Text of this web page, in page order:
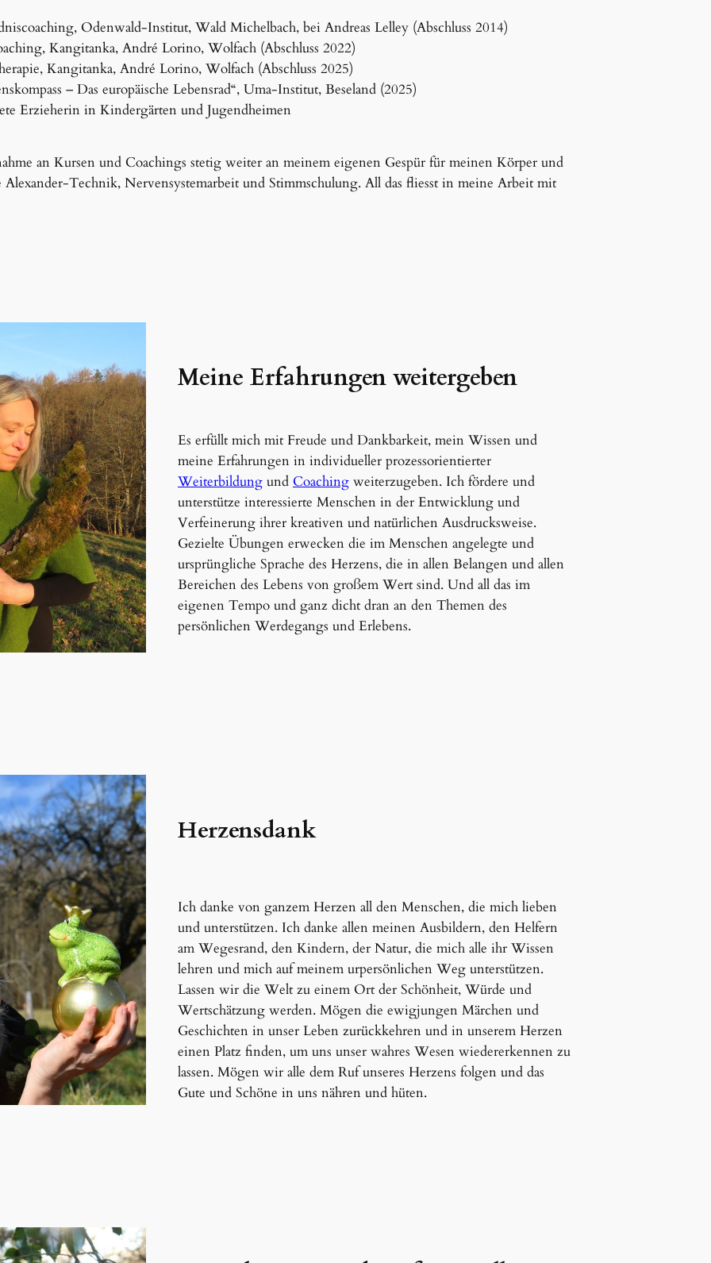
Odenwald-Institut, Wald Michelbach, bei Andreas Lelley (Abschluss 2014)
Kangitanka, André Lorino, Wolfach (Abschluss 2022)
Kangitanka, André Lorino, Wolfach (Abschluss 2025)
– Das europäische Lebensrad“, Uma-Institut, Beseland (2025)
Erzieherin in Kindergärten und Jugendheimen
an Kursen und Coachings stetig weiter an meinem eigenen Gespür für meinen Körper und
Alexander-Technik, Nervensystemarbeit und Stimmschulung. All das fliesst in meine Arbeit mit
Meine Erfahrungen weitergeben
Es erfüllt mich mit Freude und Dankbarkeit, mein Wissen und
meine Erfahrungen in individueller prozessorientierter
Weiterbildung und Coaching weiterzugeben. Ich fördere und
unterstütze interessierte Menschen in der Entwicklung und
Verfeinerung ihrer kreativen und natürlichen Ausdrucksweise.
Gezielte Übungen erwecken die im Menschen angelegte und
ursprüngliche Sprache des Herzens, die in allen Belangen und allen
Bereichen des Lebens von großem Wert sind. Und all das im
eigenen Tempo und ganz dicht dran an den Themen des
persönlichen Werdegangs und Erlebens.
Herzensdank
Ich danke von ganzem Herzen all den Menschen, die mich lieben
und unterstützen. Ich danke allen meinen Ausbildern, den Helfern
am Wegesrand, den Kindern, der Natur, die mich alle ihr Wissen
lehren und mich auf meinem urpersönlichen Weg unterstützen.
Lassen wir die Welt zu einem Ort der Schönheit, Würde und
Wertschätzung werden. Mögen die ewigjungen Märchen und
Geschichten in unser Leben zurückkehren und in unserem Herzen
einen Platz finden, um uns unser wahres Wesen wiedererkennen zu
lassen. Mögen wir alle dem Ruf unseres Herzens folgen und das
Gute und Schöne in uns nähren und hüten.